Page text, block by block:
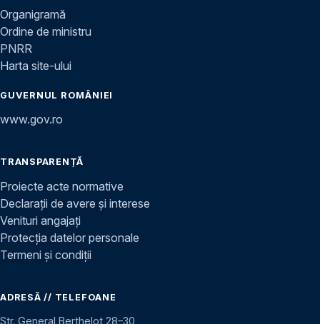
Organigramă
Ordine de ministru
PNRR
Harta site-ului
GUVERNUL ROMÂNIEI
www.gov.ro
TRANSPARENȚĂ
Proiecte acte normative
Declarații de avere și interese
Venituri angajați
Protecția datelor personale
Termeni și condiții
ADRESĂ // TELEFOANE
Str. General Berthelot 28–30